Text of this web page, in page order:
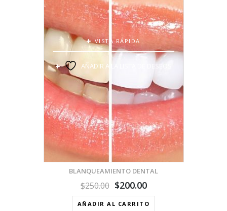
VISTA RÁPIDA
AÑADIR A LA LISTA DE DESEOS
BLANQUEAMIENTO DENTAL
$250.00 $200.00
AÑADIR AL CARRITO